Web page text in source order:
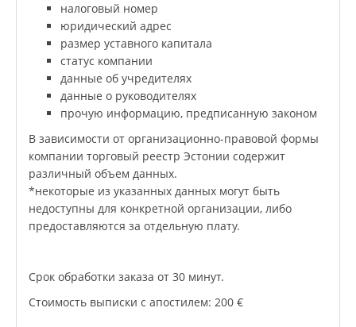
налоговый номер
юридический адрес
размер уставного капитала
статус компании
данные об учредителях
данные о руководителях
прочую информацию, предписанную законом
В зависимости от организационно-правовой формы
компании торговый реестр Эстонии содержит
различный объем данных.
*некоторые из указанных данных могут быть
недоступны для конкретной организации, либо
предоставляются за отдельную плату.
Срок обработки заказа от 30 минут.
Стоимость выписки с апостилем: 200 €